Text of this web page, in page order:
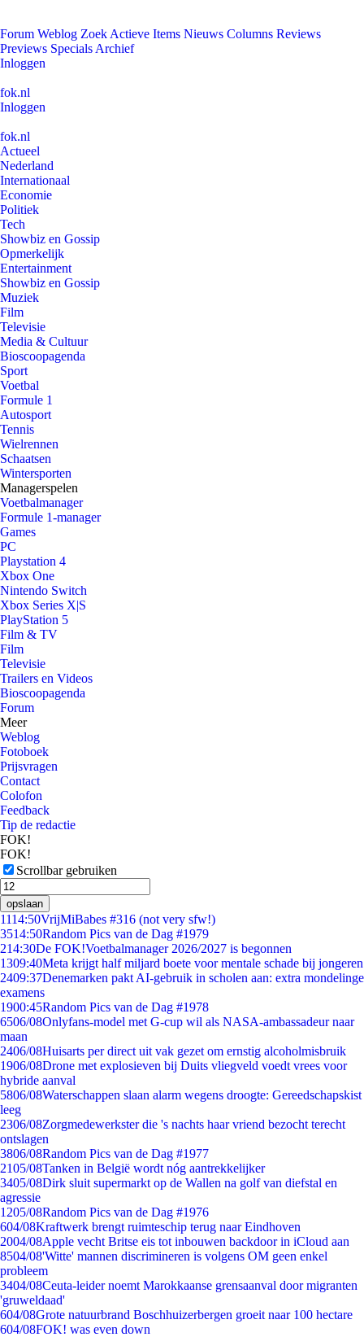
Forum Weblog Zoek Actieve Items Nieuws Columns Reviews
Previews Specials Archief
Inloggen
fok.nl
Inloggen
fok.nl
Actueel
Nederland
Internationaal
Economie
Politiek
Tech
Showbiz en Gossip
Opmerkelijk
Entertainment
Showbiz en Gossip
Muziek
Film
Televisie
Media & Cultuur
Bioscoopagenda
Sport
Voetbal
Formule 1
Autosport
Tennis
Wielrennen
Schaatsen
Wintersporten
Managerspelen
Voetbalmanager
Formule 1-manager
Games
PC
Playstation 4
Xbox One
Nintendo Switch
Xbox Series X|S
PlayStation 5
Film & TV
Film
Televisie
Trailers en Videos
Bioscoopagenda
Forum
Meer
Weblog
Fotoboek
Prijsvragen
Contact
Colofon
Feedback
Tip de redactie
FOK!
FOK!
Scrollbar gebruiken
opslaan
1114:50VrijMiBabes #316 (not very sfw!)
3514:50Random Pics van de Dag #1979
214:30De FOK!Voetbalmanager 2026/2027 is begonnen
1309:40Meta krijgt half miljard boete voor mentale schade bij jongeren
2409:37Denemarken pakt AI-gebruik in scholen aan: extra mondelinge
examens
1900:45Random Pics van de Dag #1978
6506/08Onlyfans-model met G-cup wil als NASA-ambassadeur naar
maan
2406/08Huisarts per direct uit vak gezet om ernstig alcoholmisbruik
1906/08Drone met explosieven bij Duits vliegveld voedt vrees voor
hybride aanval
5806/08Waterschappen slaan alarm wegens droogte: Gereedschapskist
leeg
2306/08Zorgmedewerkster die 's nachts haar vriend bezocht terecht
ontslagen
3806/08Random Pics van de Dag #1977
2105/08Tanken in België wordt nóg aantrekkelijker
3405/08Dirk sluit supermarkt op de Wallen na golf van diefstal en
agressie
1205/08Random Pics van de Dag #1976
604/08Kraftwerk brengt ruimteschip terug naar Eindhoven
2004/08Apple vecht Britse eis tot inbouwen backdoor in iCloud aan
8504/08'Witte' mannen discrimineren is volgens OM geen enkel
probleem
3404/08Ceuta-leider noemt Marokkaanse grensaanval door migranten
'gruweldaad'
604/08Grote natuurbrand Boschhuizerbergen groeit naar 100 hectare
604/08FOK! was even down